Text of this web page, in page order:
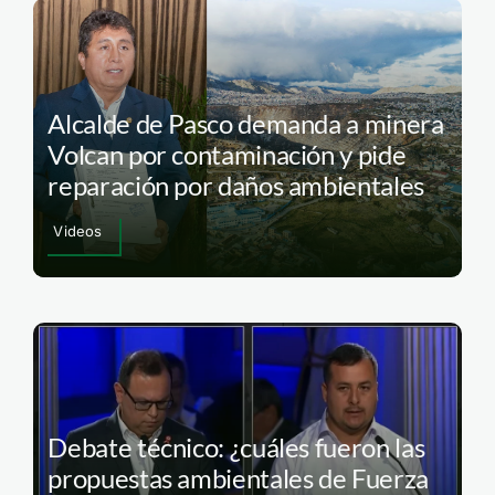
Alcalde de Pasco demanda a minera
Volcan por contaminación y pide
reparación por daños ambientales
Videos
Debate técnico: ¿cuáles fueron las
propuestas ambientales de Fuerza